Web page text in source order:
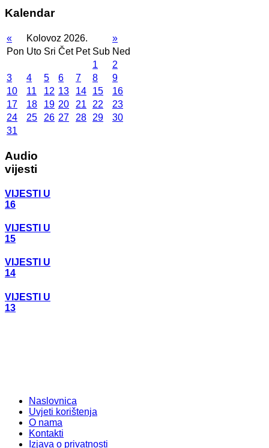
Kalendar
« Kolovoz 2026.
»
Pon Uto Sri Čet Pet Sub Ned
1
2
3
4 5 6 7 8
9
10
11 12 13 14 15
16
17
18 19 20 21 22
23
24
25 26 27 28 29
30
31
Audio
vijesti
VIJESTI U
16
VIJESTI U
15
VIJESTI U
14
VIJESTI U
13
Naslovnica
Uvjeti korištenja
O nama
Kontakti
Izjava o privatnosti